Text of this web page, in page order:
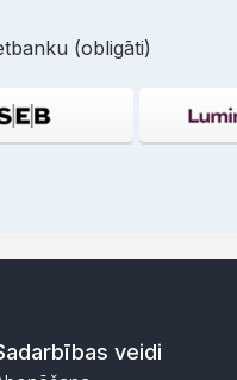
(obligāti)
veidi